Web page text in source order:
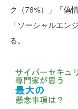
ク（76%）」「偽
「ソーシャルエン
る。